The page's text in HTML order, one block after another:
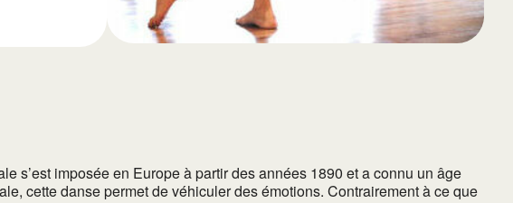
s’est imposée en Europe à partir des années 1890 et a connu un âge
cette danse permet de véhiculer des émotions. Contrairement à ce que